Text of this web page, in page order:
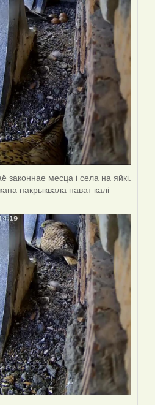
месца і села на яйкі.
пакрыквала нават калі